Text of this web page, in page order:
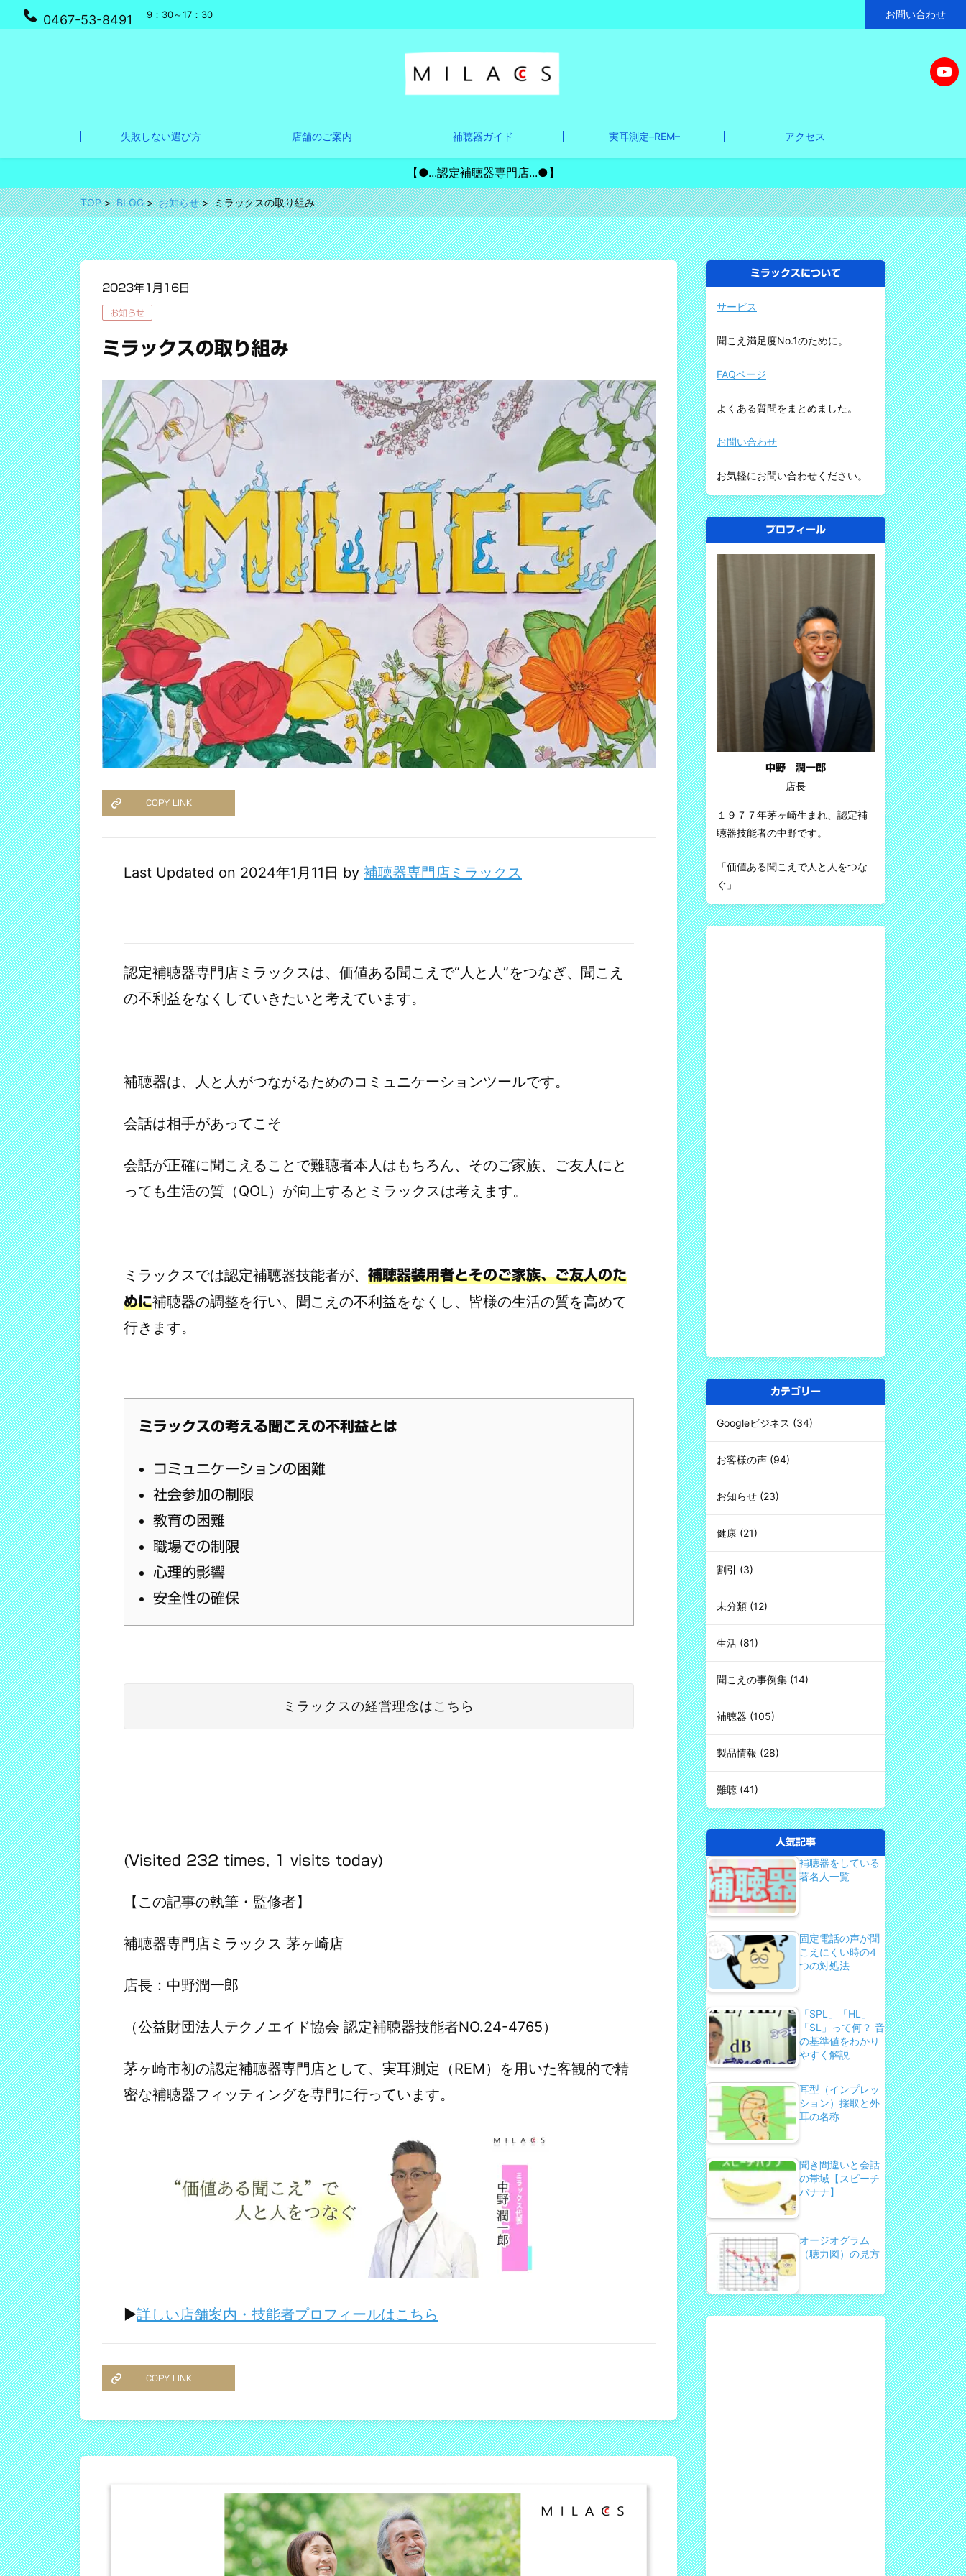
0467-53-8491 9：30～17：30 お問い合わせ
失敗しない選び方 店舗のご案内 補聴器ガイド 実耳測定–REM– アクセス
【●...認定補聴器専門店...●】
TOP BLOG お知らせ ミラックスの取り組み
2023年1月16日
お知らせ
ミラックスの取り組み
COPY LINK
Last Updated on 2024年1月11日 by 補聴器専門店ミラックス
認定補聴器専門店ミラックスは、価値ある聞こえで“人と人”をつなぎ、聞こえ
の不利益をなくしていきたいと考えています。
補聴器は、人と人がつながるためのコミュニケーションツールです。
会話は相手があってこそ
会話が正確に聞こえることで難聴者本人はもちろん、そのご家族、ご友人にと
っても生活の質（QOL）が向上するとミラックスは考えます。
ミラックスでは認定補聴器技能者が、 補聴器装用者とそのご家族、ご友人のた
めに補聴器の調整を行い、 聞こえの不利益をなくし、皆様の生活の質を高めて
行きます。
ミラックスの考える聞こえの不利益とは
コミュニケーションの困難
社会参加の制限
教育の困難
職場での制限
心理的影響
安全性の確保
ミラックスの経営理念はこちら
(Visited 232 times, 1 visits today)
【この記事の執筆・監修者】
補聴器専門店ミラックス 茅ヶ崎店
店長：中野潤一郎
（公益財団法人テクノエイド協会 認定補聴器技能者NO.24-4765）
茅ヶ崎市初の認定補聴器専門店として、実耳測定（REM）を用いた客観的で精
密な補聴器フィッティングを専門に行っています。
▶詳しい店舗案内・技能者プロフィールはこちら
COPY LINK
ミラックスについて
サービス
聞こえ満足度No.1のために。
FAQページ
よくある質問をまとめました。
お問い合わせ
お気軽にお問い合わせください。
プロフィール
中野 潤一郎
店長
１９７７年茅ヶ崎生まれ、認定補
聴器技能者の中野です。
「価値ある聞こえで人と人をつな
ぐ」
カテゴリー
Googleビジネス (34)
お客様の声 (94)
お知らせ (23)
健康 (21)
割引 (3)
未分類 (12)
生活 (81)
聞こえの事例集 (14)
補聴器 (105)
製品情報 (28)
難聴 (41)
人気記事
補聴器をしている
著名人一覧
固定電話の声が聞
こえにくい時の4
つの対処法
「SPL」「HL」
「SL」って何？ 音
の基準値をわかり
やすく解説
耳型（インプレッ
ション）採取と外
耳の名称
聞き間違いと会話
の帯域【スピーチ
バナナ】
オージオグラム
（聴力図）の見方